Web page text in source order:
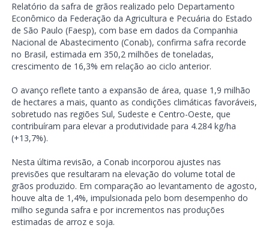
Relatório da safra de grãos realizado pelo Departamento
Econômico da Federação da Agricultura e Pecuária do Estado
de São Paulo (Faesp), com base em dados da Companhia
Nacional de Abastecimento (Conab), confirma safra recorde
no Brasil, estimada em 350,2 milhões de toneladas,
crescimento de 16,3% em relação ao ciclo anterior.
O avanço reflete tanto a expansão de área, quase 1,9 milhão
de hectares a mais, quanto as condições climáticas favoráveis,
sobretudo nas regiões Sul, Sudeste e Centro-Oeste, que
contribuíram para elevar a produtividade para 4.284 kg/ha
(+13,7%).
Nesta última revisão, a Conab incorporou ajustes nas
previsões que resultaram na elevação do volume total de
grãos produzido. Em comparação ao levantamento de agosto,
houve alta de 1,4%, impulsionada pelo bom desempenho do
milho segunda safra e por incrementos nas produções
estimadas de arroz e soja.